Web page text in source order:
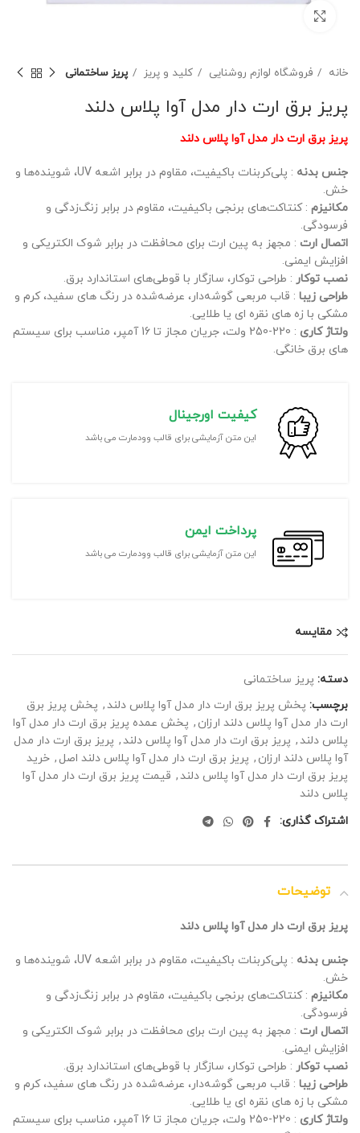
خانه فروشگاه لوازم روشنایی کلید و پریز پریز ساختمانی
پریز برق ارت دار مدل آوا پلاس دلند
پریز برق ارت دار مدل آوا پلاس دلند
جنس بدنه
: پلی‌کربنات باکیفیت، مقاوم در برابر اشعه UV، شوینده‌ها و
خش.
مکانیزم : کنتاکت‌های برنجی باکیفیت، مقاوم در برابر زنگ‌زدگی و
فرسودگی.
اتصال ارت : مجهز به پین ارت برای محافظت در برابر شوک الکتریکی و
افزایش ایمنی.
نصب توکار : طراحی توکار، سازگار با قوطی‌های استاندارد برق.
طراحی زیبا : قاب مربعی گوشه‌دار، عرضه‌شده در رنگ‌ های سفید، کرم و
مشکی با زه‌ های نقره‌ ای یا طلایی.
ولتاژ کاری
: 220-250 ولت، جریان مجاز تا 16 آمپر، مناسب برای سیستم‌
های برق خانگی.
کیفیت اورجینال
این متن آزمایشی برای قالب وودمارت می باشد
پرداخت ایمن
این متن آزمایشی برای قالب وودمارت می باشد
مقايسه
دسته: پریز ساختمانی
برچسب: پخش پریز برق ارت دار مدل آوا پلاس دلند, پخش پریز برق
ارت دار مدل آوا پلاس دلند ارزان , پخش عمده پریز برق ارت دار مدل آوا
پلاس دلند, پریز برق ارت دار مدل آوا پلاس دلند, پریز برق ارت دار مدل
آوا پلاس دلند ارزان , پریز برق ارت دار مدل آوا پلاس دلند اصل , خرید
پریز برق ارت دار مدل آوا پلاس دلند, قیمت پریز برق ارت دار مدل آوا
پلاس دلند
اشتراک گذاری:
توضیحات
پریز برق ارت دار مدل آوا پلاس دلند
جنس بدنه
: پلی‌کربنات باکیفیت، مقاوم در برابر اشعه UV، شوینده‌ها و
خش.
مکانیزم : کنتاکت‌های برنجی باکیفیت، مقاوم در برابر زنگ‌زدگی و
فرسودگی.
اتصال ارت : مجهز به پین ارت برای محافظت در برابر شوک الکتریکی و
افزایش ایمنی.
نصب توکار : طراحی توکار، سازگار با قوطی‌های استاندارد برق.
طراحی زیبا : قاب مربعی گوشه‌دار، عرضه‌شده در رنگ‌ های سفید، کرم و
مشکی با زه‌ های نقره‌ ای یا طلایی.
ولتاژ کاری
: 220-250 ولت، جریان مجاز تا 16 آمپر، مناسب برای سیستم‌